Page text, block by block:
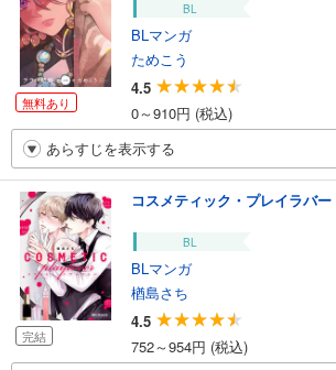
無料あり
BL
BLマンガ
ためこう
4.5
0～910円 (税込)
あらすじを表示する
完結
コスメティック・プレイラバー
BL
BLマンガ
楢島さち
4.5
752～954円 (税込)